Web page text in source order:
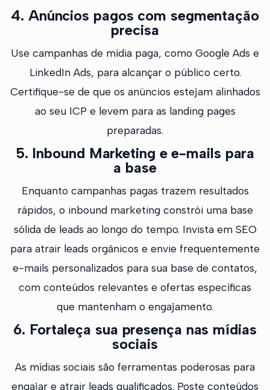
4. Anúncios pagos com segmentação
precisa
Use campanhas de mídia paga, como Google Ads e
LinkedIn Ads, para alcançar o público certo.
Certifique-se de que os anúncios estejam alinhados
ao seu ICP e levem para as landing pages
preparadas.
5. Inbound Marketing e e-mails para
a base
Enquanto campanhas pagas trazem resultados
rápidos, o inbound marketing constrói uma base
sólida de leads ao longo do tempo. Invista em SEO
para atrair leads orgânicos e envie frequentemente
e-mails personalizados para sua base de contatos,
com conteúdos relevantes e ofertas específicas
que mantenham o engajamento.
6. Fortaleça sua presença nas mídias
sociais
As mídias sociais são ferramentas poderosas para
engajar e atrair leads qualificados. Poste conteúdos